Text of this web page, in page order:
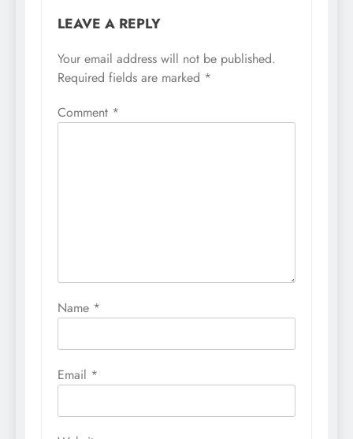
LEAVE A REPLY
Your email address will not be published.
Required fields are marked *
Comment *
Name *
Email *